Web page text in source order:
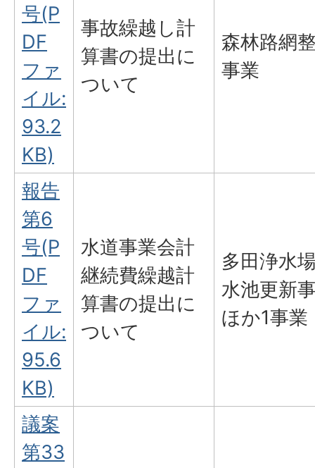
号(P
DF
ファ
イル:
93.2
KB)
事故繰越し計
算書の提出に
ついて
森林路網
事業
報告
第6
号(P
DF
ファ
イル:
95.6
KB)
水道事業会計
継続費繰越計
算書の提出に
ついて
多田浄水
水池更新
ほか1事業
議案
第33